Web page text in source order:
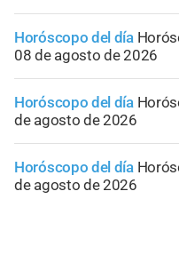
Horóscopo del día
08 de agosto de 2026
Horóscopo del día
de agosto de 2026
Horóscopo del día
de agosto de 2026